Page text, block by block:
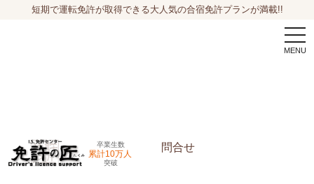
短期で運転免許が取得できる大人気の合宿免許プランが満載!!
卒業生数
累計10万人
突破
問合せ